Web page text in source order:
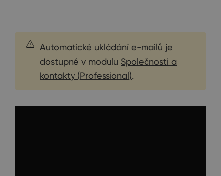
Automatické ukládání e-mailů je
dostupné v modulu Společnosti a
kontakty (Professional).